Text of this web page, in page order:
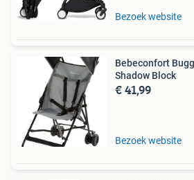
Bezoek website
Bebeconfort
Shadow Block
€ 41,99
Bezoek website